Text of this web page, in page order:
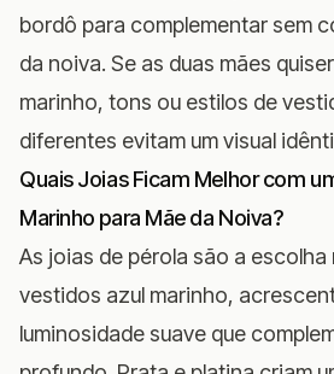
bordô para complementar sem
da noiva. Se as duas mães
marinho, tons ou estilos de
diferentes evitam um visual
Quais Joias Ficam Melhor com
Marinho para Mãe da Noiva?
As joias de pérola são a escolha
vestidos azul marinho,
luminosidade suave que